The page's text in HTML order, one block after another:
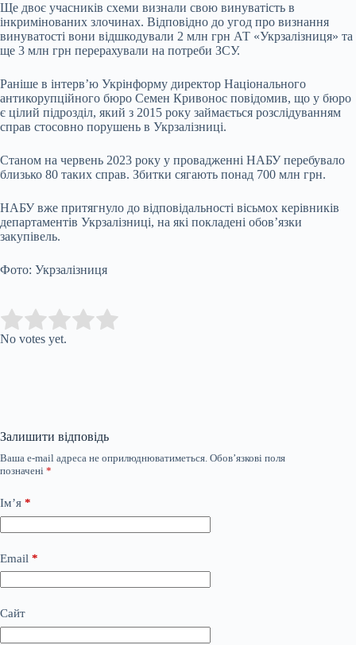
Ще двоє учасників схеми визнали свою винуватість в
інкримінованих злочинах. Відповідно до угод про визнання
винуватості вони відшкодували 2 млн грн АТ «Укрзалізниця» та
ще 3 млн грн перерахували на потреби ЗСУ.
Раніше в інтерв’ю Укрінформу директор Національного
антикорупційного бюро Семен Кривонос повідомив, що у бюро
є цілий підрозділ, який з 2015 року займається розслідуванням
справ стосовно порушень в Укрзалізниці.
Станом на червень 2023 року у провадженні НАБУ перебувало
близько 80 таких справ. Збитки сягають понад 700 млн грн.
НАБУ вже притягнуло до відповідальності вісьмох керівників
департаментів Укрзалізниці, на які покладені обов’язки
закупівель.
Фото: Укрзалізниця
Rate this item:
No votes yet.
Залишити відповідь
Ваша e-mail адреса не оприлюднюватиметься. Обов’язкові поля
позначені *
Ім’я *
Email *
Сайт